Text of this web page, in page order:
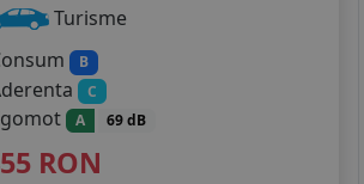
Turisme
B
C
A 69 dB
RON